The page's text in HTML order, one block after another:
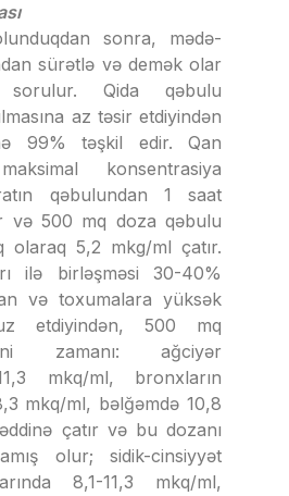
sonra, mədə-
sürətlə və demək olar
Qida qəbulu
az təsir etdiyindən
99% təşkil edir. Qan
konsentrasiya
qəbulundan 1 saat
və 500 mq doza qəbulu
olaraq 5,2 mkg/ml çatır.
ilə birləşməsi 30-40%
və toxumalara yüksək
etdiyindən, 500 mq
zamanı: ağciyər
mkq/ml, bronxların
mkq/ml, bəlğəmdə 10,8
çatır və bu dozanı
olur; sidik-cinsiyyət
8,1-11,3 mkq/ml,